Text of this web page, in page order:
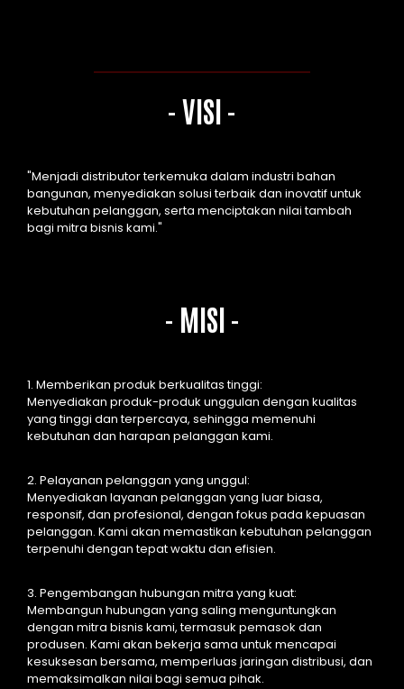
- VISI -
"Menjadi distributor terkemuka dalam industri bahan
bangunan, menyediakan solusi terbaik dan inovatif untuk
kebutuhan pelanggan, serta menciptakan nilai tambah
bagi mitra bisnis kami."
- MISI -
1. Memberikan produk berkualitas tinggi:
Menyediakan produk-produk unggulan dengan kualitas
yang tinggi dan terpercaya, sehingga memenuhi
kebutuhan dan harapan pelanggan kami.
2. Pelayanan pelanggan yang unggul:
Menyediakan layanan pelanggan yang luar biasa,
responsif, dan profesional, dengan fokus pada kepuasan
pelanggan. Kami akan memastikan kebutuhan pelanggan
terpenuhi dengan tepat waktu dan efisien.
3. Pengembangan hubungan mitra yang kuat:
Membangun hubungan yang saling menguntungkan
dengan mitra bisnis kami, termasuk pemasok dan
produsen. Kami akan bekerja sama untuk mencapai
kesuksesan bersama, memperluas jaringan distribusi, dan
memaksimalkan nilai bagi semua pihak.